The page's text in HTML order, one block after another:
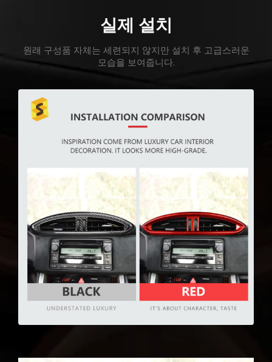
실제 설치
원래 구성품 자체는 세련되지 않지만 설치 후 고급스러운
모습을 보여줍니다.